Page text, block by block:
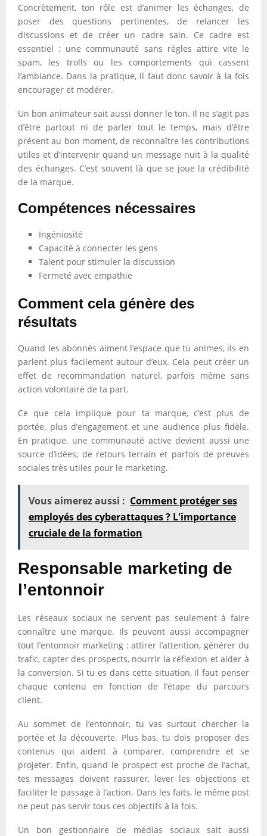
Concrètement, ton rôle est d’animer les échanges, de
poser des questions pertinentes, de relancer les
discussions et de créer un cadre sain. Ce cadre est
essentiel : une communauté sans règles attire vite le
spam, les trolls ou les comportements qui cassent
l’ambiance. Dans la pratique, il faut donc savoir à la fois
encourager et modérer.
Un bon animateur sait aussi donner le ton. Il ne s’agit pas
d’être partout ni de parler tout le temps, mais d’être
présent au bon moment, de reconnaître les contributions
utiles et d’intervenir quand un message nuit à la qualité
des échanges. C’est souvent là que se joue la crédibilité
de la marque.
Compétences nécessaires
Ingéniosité
Capacité à connecter les gens
Talent pour stimuler la discussion
Fermeté avec empathie
Comment cela génère des
résultats
Quand les abonnés aiment l’espace que tu animes, ils en
parlent plus facilement autour d’eux. Cela peut créer un
effet de recommandation naturel, parfois même sans
action volontaire de ta part.
Ce que cela implique pour ta marque, c’est plus de
portée, plus d’engagement et une audience plus fidèle.
En pratique, une communauté active devient aussi une
source d’idées, de retours terrain et parfois de preuves
sociales très utiles pour le marketing.
Vous aimerez aussi : Comment protéger ses
employés des cyberattaques ? L'importance
cruciale de la formation
Responsable marketing de
l’entonnoir
Les réseaux sociaux ne servent pas seulement à faire
connaître une marque. Ils peuvent aussi accompagner
tout l’entonnoir marketing : attirer l’attention, générer du
trafic, capter des prospects, nourrir la réflexion et aider à
la conversion. Si tu es dans cette situation, il faut penser
chaque contenu en fonction de l’étape du parcours
client.
Au sommet de l’entonnoir, tu vas surtout chercher la
portée et la découverte. Plus bas, tu dois proposer des
contenus qui aident à comparer, comprendre et se
projeter. Enfin, quand le prospect est proche de l’achat,
tes messages doivent rassurer, lever les objections et
faciliter le passage à l’action. Dans les faits, le même post
ne peut pas servir tous ces objectifs à la fois.
Un bon gestionnaire de médias sociaux sait aussi